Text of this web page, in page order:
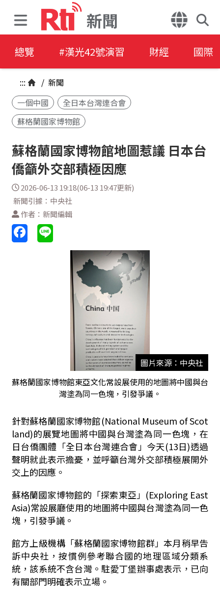
新聞
總覽 #漢光42號演習 財經 國際
::: / 新聞
一個中國
全日本台灣連合會
蘇格蘭國家博物館
蘇格蘭國家博物館地圖惹議 日本台
僑籲外交部積極因應
2026-06-13 19:18(06-13 19:47更新)
新聞引據：中央社
作者：新聞編輯
圖片來源：中央社
蘇格蘭國家博物館東亞文化常設展使用的地圖將中國與台
灣塗為同一色塊，引發爭議。
針對蘇格蘭國家博物館(National Museum of Scot
land)的展覽地圖將中國與台灣塗為同一色塊，在
日台僑團體「全日本台灣連合會」今天(13日)透過
聲明就此表示擔憂，並呼籲台灣外交部積極展開外
交上的因應。
蘇格蘭國家博物館的「探索東亞」(Exploring East
Asia)常設展廳使用的地圖將中國與台灣塗為同一色
塊，引發爭議。
館方上級機構「蘇格蘭國家博物館群」本月稍早告
訴中央社，按慣例參考聯合國的地理區域分類系
統，該系統不含台灣。駐愛丁堡辦事處表示，已向
有關部門明確表示立場。